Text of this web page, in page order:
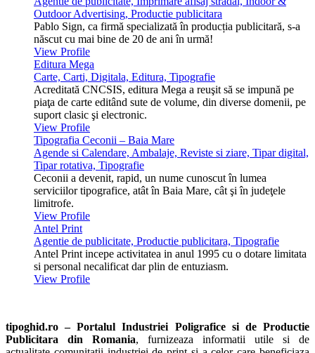
Outdoor Advertising, Productie publicitara
Pablo Sign, ca firmă specializată în producția publicitară, s-a
născut cu mai bine de 20 de ani în urmă!
View Profile
Editura Mega
Carte, Carti, Digitala, Editura, Tipografie
Acreditată CNCSIS, editura Mega a reuşit să se impună pe
piaţa de carte editând sute de volume, din diverse domenii, pe
suport clasic şi electronic.
View Profile
Tipografia Ceconii – Baia Mare
Agende si Calendare, Ambalaje, Reviste si ziare, Tipar digital,
Tipar rotativa, Tipografie
Ceconii a devenit, rapid, un nume cunoscut în lumea
serviciilor tipografice, atât în Baia Mare, cât şi în judeţele
limitrofe.
View Profile
Antel Print
Agentie de publicitate, Productie publicitara, Tipografie
Antel Print incepe activitatea in anul 1995 cu o dotare limitata
si personal necalificat dar plin de entuziasm.
View Profile
tipoghid.ro – Portalul Industriei Poligrafice si de Productie
Publicitara din Romania, furnizeaza informatii utile si de